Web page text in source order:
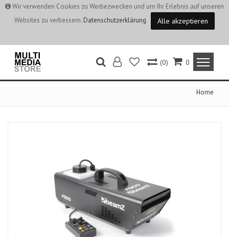
Wir verwenden Cookies zu Werbezwecken und um Ihr Erlebnis auf unseren
Websites zu verbessern. Datenschutzerklärung Alle akzeptieren
0
(0)
Home